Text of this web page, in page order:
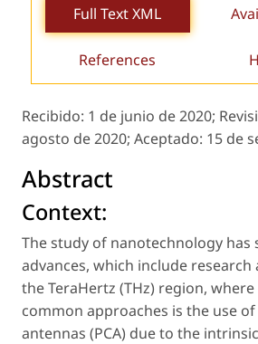
Full Text XML
References
Recibido: 1 de junio de 2020;
agosto de 2020; Aceptado: 15 de
Abstract
Context:
The study of nanotechnology has
advances, which include
the TeraHertz (THz) region,
common approaches is the use
antennas (PCA) due to the